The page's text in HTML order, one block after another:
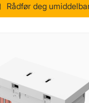
Rådfør deg